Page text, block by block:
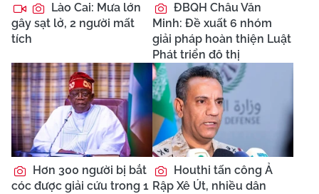
Lào Cai: Mưa lớn
gây sạt lở, 2 người mất
tích
ĐBQH Châu Văn
Minh: Đề xuất 6 nhóm
giải pháp hoàn thiện Luật
Phát triển đô thị
Hơn 300 người bị bắt
cóc được giải cứu trong 1
Houthi tấn công Ả
Rập Xê Út, nhiều dân